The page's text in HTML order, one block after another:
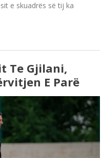
e skuadrës së tij ka
Te Gjilani,
E Parë